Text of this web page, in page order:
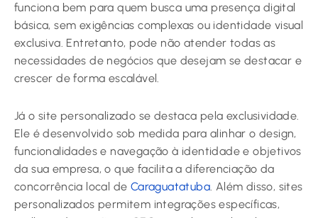
funciona bem para quem busca uma presença digital
básica, sem exigências complexas ou identidade visual
exclusiva. Entretanto, pode não atender todas as
necessidades de negócios que desejam se destacar e
crescer de forma escalável.
Já o site personalizado se destaca pela exclusividade.
Ele é desenvolvido sob medida para alinhar o design,
funcionalidades e navegação à identidade e objetivos
da sua empresa, o que facilita a diferenciação da
concorrência local de Caraguatatuba. Além disso, sites
personalizados permitem integrações específicas,